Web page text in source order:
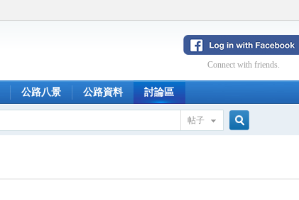
Connect with friends.
公路八景 公路資料 討論區
帖子